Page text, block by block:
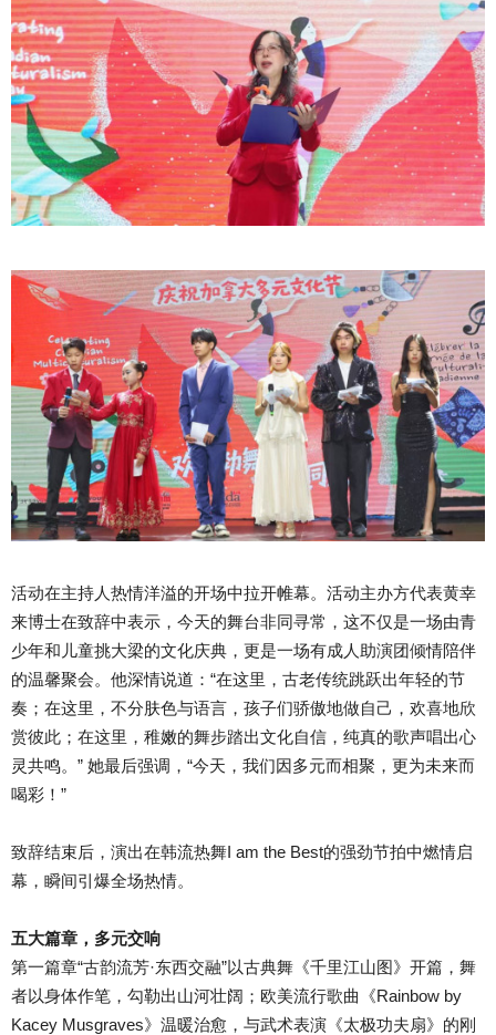
活动在主持人热情洋溢的开场中拉开帷幕。活动主办方代表黄幸
来博士在致辞中表示，今天的舞台非同寻常，这不仅是一场由青
少年和儿童挑大梁的文化庆典，更是一场有成人助演团倾情陪伴
的温馨聚会。他深情说道：“在这里，古老传统跳跃出年轻的节
奏；在这里，不分肤色与语言，孩子们骄傲地做自己，欢喜地欣
赏彼此；在这里，稚嫩的舞步踏出文化自信，纯真的歌声唱出心
灵共鸣。” 她最后强调，“今天，我们因多元而相聚，更为未来而
喝彩！”
致辞结束后，演出在韩流热舞I am the Best的强劲节拍中燃情启
幕，瞬间引爆全场热情。
五大篇章，多元交响
第一篇章“古韵流芳·东西交融”以古典舞《千里江山图》开篇，舞
者以身体作笔，勾勒出山河壮阔；欧美流行歌曲《Rainbow by
Kacey Musgraves》温暖治愈，与武术表演《太极功夫扇》的刚